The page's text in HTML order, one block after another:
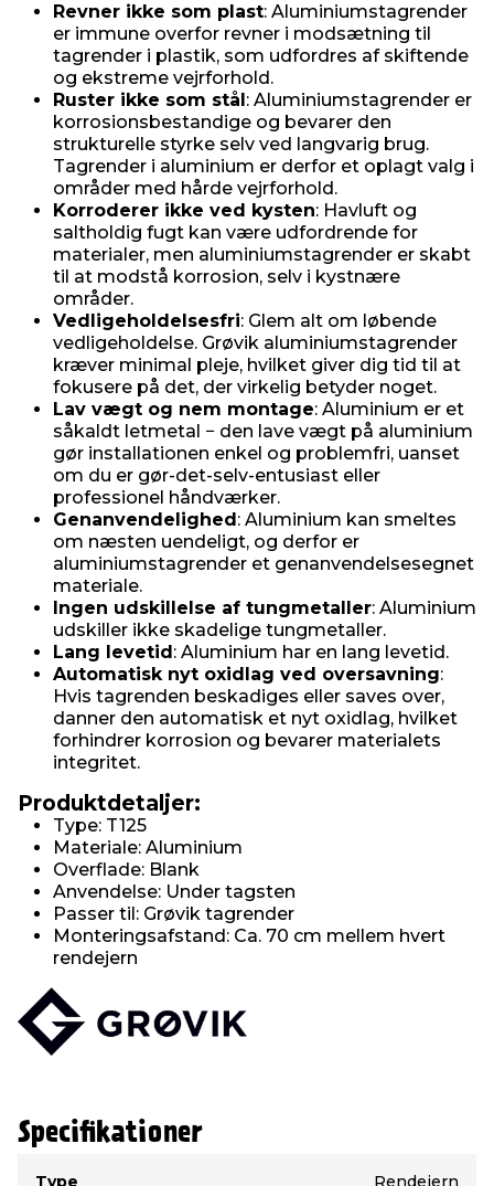
Revner ikke som plast: Aluminiumstagrender
er immune overfor revner i modsætning til
tagrender i plastik, som udfordres af skiftende
og ekstreme vejrforhold.
Ruster ikke som stål: Aluminiumstagrender er
korrosionsbestandige og bevarer den
strukturelle styrke selv ved langvarig brug.
Tagrender i aluminium er derfor et oplagt valg i
områder med hårde vejrforhold.
Korroderer ikke ved kysten: Havluft og
saltholdig fugt kan være udfordrende for
materialer, men aluminiumstagrender er skabt
til at modstå korrosion, selv i kystnære
områder.
Vedligeholdelsesfri: Glem alt om løbende
vedligeholdelse. Grøvik aluminiumstagrender
kræver minimal pleje, hvilket giver dig tid til at
fokusere på det, der virkelig betyder noget.
Lav vægt og nem montage: Aluminium er et
såkaldt letmetal − den lave vægt på aluminium
gør installationen enkel og problemfri, uanset
om du er gør-det-selv-entusiast eller
professionel håndværker.
Genanvendelighed: Aluminium kan smeltes
om næsten uendeligt, og derfor er
aluminiumstagrender et genanvendelsesegnet
materiale.
Ingen udskillelse af tungmetaller: Aluminium
udskiller ikke skadelige tungmetaller.
Lang levetid: Aluminium har en lang levetid.
Automatisk nyt oxidlag ved oversavning:
Hvis tagrenden beskadiges eller saves over,
danner den automatisk et nyt oxidlag, hvilket
forhindrer korrosion og bevarer materialets
integritet.
Produktdetaljer:
Type: T125
Materiale: Aluminium
Overflade: Blank
Anvendelse: Under tagsten
Passer til: Grøvik tagrender
Monteringsafstand: Ca. 70 cm mellem hvert
rendejern
Specifikationer
Type
Rendejern